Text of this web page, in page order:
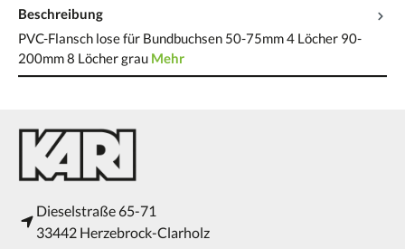
Beschreibung
PVC-Flansch lose für Bundbuchsen 50-75mm 4 Löcher 90-
200mm 8 Löcher grau Mehr
Dieselstraße 65-71
33442 Herzebrock-Clarholz